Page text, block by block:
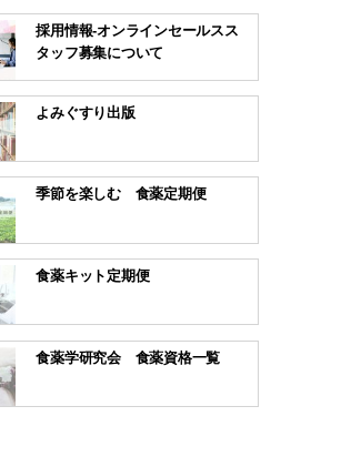
採用情報-オンラインセールスス
タッフ募集について
よみぐすり出版
季節を楽しむ 食薬定期便
食薬キット定期便
食薬学研究会 食薬資格一覧